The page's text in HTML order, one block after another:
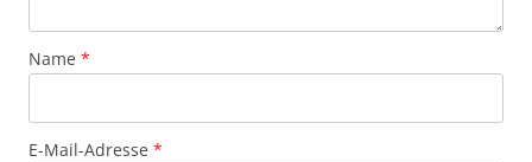
Name *
E-Mail-Adresse *